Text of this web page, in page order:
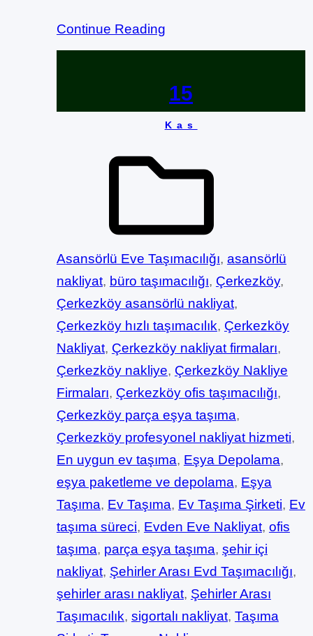
Continue Reading
15
Kas
Asansörlü Eve Taşımacılığı, asansörlü
nakliyat, büro taşımacılığı, Çerkezköy
Çerkezköy asansörlü nakliyat
Çerkezköy hızlı taşımacılık, Çerkezköy
Nakliyat, Çerkezköy nakliyat firmaları
Çerkezköy nakliye, Çerkezköy Nakliye
Firmaları, Çerkezköy ofis taşımacılığı
Çerkezköy parça eşya taşıma
Çerkezköy profesyonel nakliyat hizmeti
En uygun ev taşıma, Eşya Depolama
eşya paketleme ve depolama, Eşya
Taşıma, Ev Taşıma, Ev Taşıma Şirketi, Ev
taşıma süreci, Evden Eve Nakliyat, ofis
taşıma, parça eşya taşıma, şehir içi
nakliyat, Şehirler Arası Evd Taşımacılığı
şehirler arası nakliyat, Şehirler Arası
Taşımacılık, sigortalı nakliyat, Taşıma